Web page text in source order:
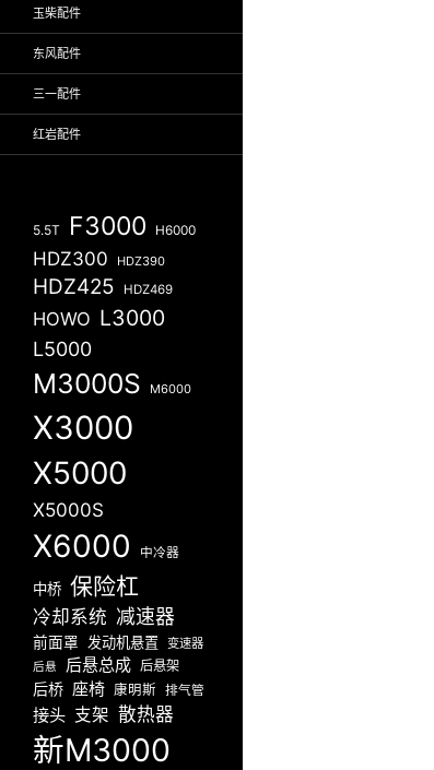
玉柴配件
东风配件
三一配件
红岩配件
5.5T F3000 H6000
HDZ300 HDZ390
HDZ425 HDZ469
HOWO L3000
L5000
M3000S M6000
X3000
X5000
X5000S
X6000 中冷器
中桥 保险杠
冷却系统 减速器
前面罩 发动机悬置 变速器
后悬 后悬总成 后悬架
后桥 座椅 康明斯 排气管
接头 支架 散热器
新M3000